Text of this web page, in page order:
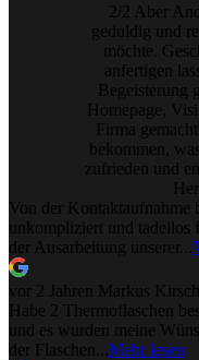
2/2 Aber
geduldig und
möchte.
anfertigen
Begeisterung
Homepage,
Firma
bekommen,
zufrieden und
Von der Kontaktaufnahme
unkompliziert und tadellos
der Ausarbeitung unserer...
vor 2 Jahren Markus
Habe 2 Thermoflaschen
und es wurden meine
der Flaschen... Mehr lesen